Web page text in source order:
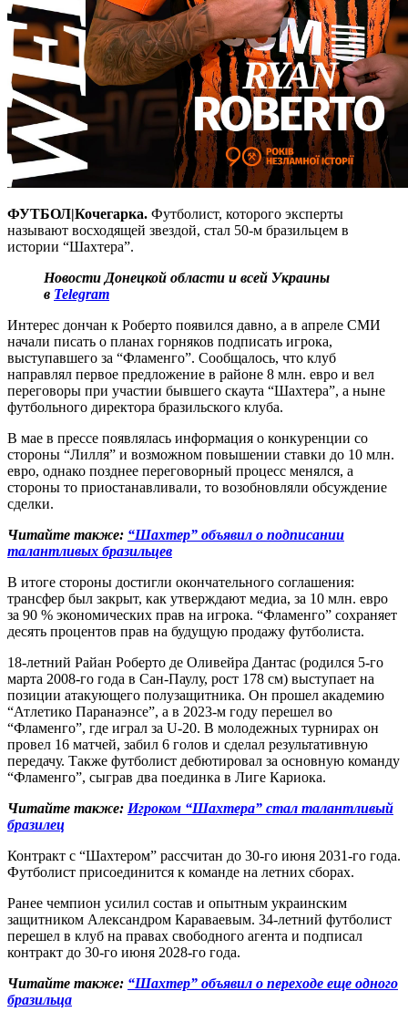
ФУТБОЛ|Кочегарка. Футболист, которого эксперты
называют восходящей звездой, стал 50-м бразильцем в
истории “Шахтера”.
Новости Донецкой области и всей Украины
в Telegram
Интерес дончан к Роберто появился давно, а в апреле СМИ
начали писать о планах горняков подписать игрока,
выступавшего за “Фламенго”. Сообщалось, что клуб
направлял первое предложение в районе 8 млн. евро и вел
переговоры при участии бывшего скаута “Шахтера”, а ныне
футбольного директора бразильского клуба.
В мае в прессе появлялась информация о конкуренции со
стороны “Лилля” и возможном повышении ставки до 10 млн.
евро, однако позднее переговорный процесс менялся, а
стороны то приостанавливали, то возобновляли обсуждение
сделки.
Читайте также: “Шахтер” объявил о подписании
талантливых бразильцев
В итоге стороны достигли окончательного соглашения:
трансфер был закрыт, как утверждают медиа, за 10 млн. евро
за 90 % экономических прав на игрока. “Фламенго” сохраняет
десять процентов прав на будущую продажу футболиста.
18-летний Райан Роберто де Оливейра Дантас (родился 5-го
марта 2008-го года в Сан-Паулу, рост 178 см) выступает на
позиции атакующего полузащитника. Он прошел академию
“Атлетико Паранаэнсе”, а в 2023-м году перешел во
“Фламенго”, где играл за U-20. В молодежных турнирах он
провел 16 матчей, забил 6 голов и сделал результативную
передачу. Также футболист дебютировал за основную команду
“Фламенго”, сыграв два поединка в Лиге Кариока.
Читайте также: Игроком “Шахтера” стал талантливый
бразилец
Контракт с “Шахтером” рассчитан до 30-го июня 2031-го года.
Футболист присоединится к команде на летних сборах.
Ранее чемпион усилил состав и опытным украинским
защитником Александром Караваевым. 34-летний футболист
перешел в клуб на правах свободного агента и подписал
контракт до 30-го июня 2028-го года.
Читайте также: “Шахтер” объявил о переходе еще одного
бразильца